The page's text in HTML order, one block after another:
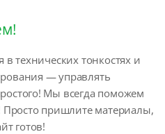
технических тонкостях и
— управлять
Мы всегда поможем
Просто пришлите материалы,
готов!